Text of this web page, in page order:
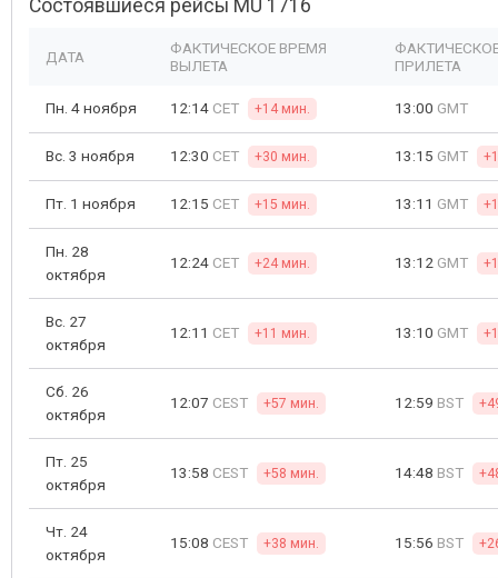
Состоявшиеся рейсы MU 1716
ДАТА
ФАКТИЧЕСКОЕ ВРЕМЯ
ВЫЛЕТА
ПРИЛЕТА
Пн. 4 ноября 12:14 CET +14 мин. 13:00 GMT
Вс. 3 ноября 12:30 CET +30 мин. 13:15 GMT
Пт. 1 ноября 12:15 CET +15 мин. 13:11 GMT
Пн. 28
октября
12:24 CET +24 мин. 13:12 GMT
Вс. 27
октября
12:11 CET +11 мин. 13:10 GMT
Сб. 26
октября
12:07 CEST +57 мин. 12:59 BST
Пт. 25
октября
13:58 CEST +58 мин. 14:48 BST
Чт. 24
октября
15:08 CEST +38 мин. 15:56 BST